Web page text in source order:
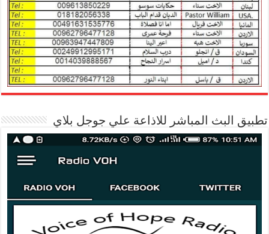
تطبيق البث المباشر للاذاعة علي جوجل بلاي